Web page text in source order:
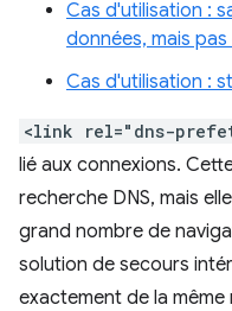
Cas d'utilisation :
données, mais
Cas d'utilisation :
<link rel="dns-
lié aux connexions.
recherche DNS, mais
grand nombre de
solution de secours
exactement de la même